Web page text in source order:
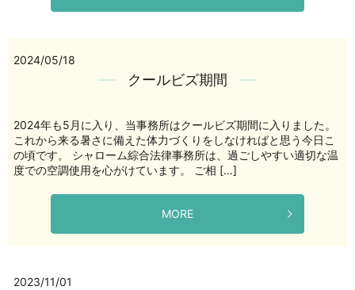
2024/05/18
クールビズ期間
2024年も5月に入り、当事務所はクールビズ期間に入りました。
これから来る暑さに備えた体力づくりをしなければと思う今日こ
の頃です。 シャローム綜合法律事務所は、過ごしやすい適切な温
度での空調使用を心がけています。 ご相 […]
MORE
2023/11/01